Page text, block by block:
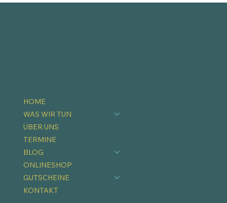
HOME
WAS WIR TUN
ÜBER UNS
TERMINE
BLOG
ONLINESHOP
GUTSCHEINE
KONTAKT